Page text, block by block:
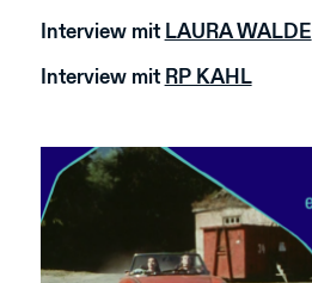
Interview mitLAURA WALDE
Interview mitRP KAHL